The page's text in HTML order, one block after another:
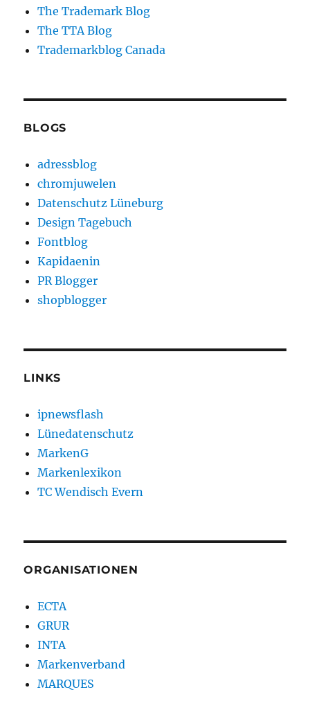
The Trademark Blog
The TTA Blog
Trademarkblog Canada
BLOGS
adressblog
chromjuwelen
Datenschutz Lüneburg
Design Tagebuch
Fontblog
Kapidaenin
PR Blogger
shopblogger
LINKS
ipnewsflash
Lünedatenschutz
MarkenG
Markenlexikon
TC Wendisch Evern
ORGANISATIONEN
ECTA
GRUR
INTA
Markenverband
MARQUES